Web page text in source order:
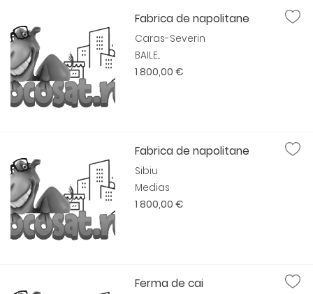
Fabrica de napolitane
Caras-Severin
BAILE...
1 800,00 €
Fabrica de napolitane
Sibiu
Medias
1 800,00 €
Ferma de cai